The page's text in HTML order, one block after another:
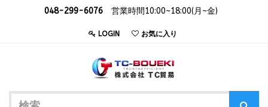
048-299-6076 営業時間10:00~18:00(月~金)
LOGIN お気に入り